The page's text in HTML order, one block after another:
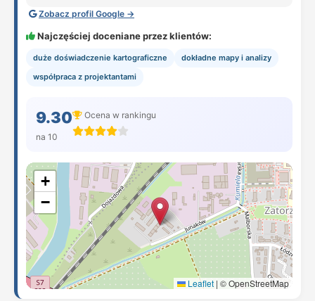
Zobacz profil Google →
Najczęściej doceniane przez klientów:
duże doświadczenie kartograficzne
dokładne mapy i analizy
współpraca z projektantami
9.30
na 10
Ocena w rankingu
+
−
Leaflet | © OpenStreetMap